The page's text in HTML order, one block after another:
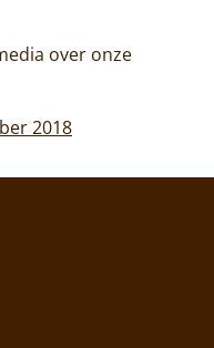
over onze
2018